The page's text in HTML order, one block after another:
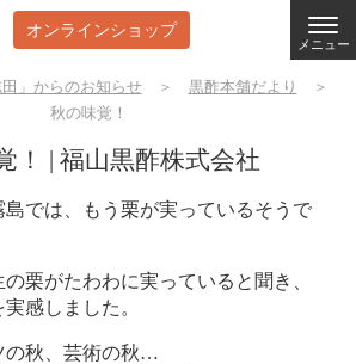
オンラインショップ
メニュー
田」からのお知らせ＞ 黒酢本舗だより
＞
秋の味覚！
！ | 福山黒酢株式会社
島では、もう栗が実っているそうで
栗がたわわに実っていると聞き、
感しました。
の秋、芸術の秋…